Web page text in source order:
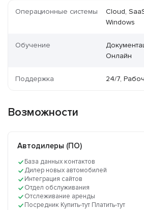
Операционные системы
Cloud,
Windows
Обучение
Онлайн
Поддержка 24/7,
Возможности
Автодилеры (ПО)
База данных контактов
Дилер новых автомобилей
Интеграция сайтов
Отдел обслуживания
Отслеживание аренды
Посредник Купить-тут Платить-тут